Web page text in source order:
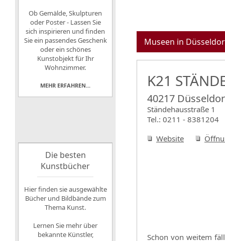
Museen in
K21
40217
Ständehausstraße 1
Tel.: 0211 - 8381204
Website
Schon von weitem
Ob Gemälde, Skulpturen
oder Poster - Lassen Sie
sich inspirieren und finden
Sie ein passendes Geschenk
oder ein schönes
Kunstobjekt für Ihr
Wohnzimmer.
MEHR ERFAHREN...
Die besten
Kunstbücher
Hier finden sie ausgewählte
Bücher und Bildbände zum
Thema Kunst.
Lernen Sie mehr über
bekannte Künstler,